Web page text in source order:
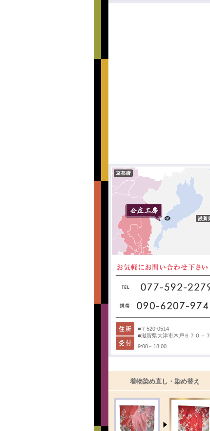
■〒520-0514
■滋賀県大津市木戸６７０－７
9:00～18:00
着物染め直し・染め替え